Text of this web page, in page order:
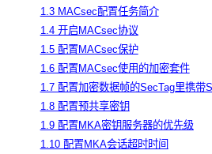
1.3 MACsec配置任务简介
1.4 开启MACsec协议
1.5 配置MACsec保护
1.6 配置MACsec使用的加密套件
1.7 配置加密数据帧的SecTag里携带
1.8 配置预共享密钥
1.9 配置MKA密钥服务器的优先级
1.10 配置MKA会话超时时间